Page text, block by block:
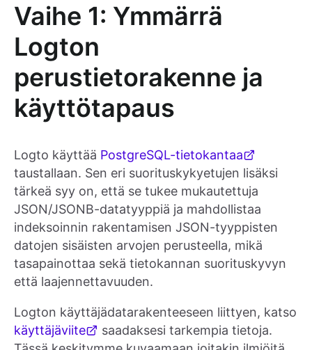
Vaihe 1: Ymmärrä
Logton
perustietorakenne ja
käyttötapaus
Logto käyttää PostgreSQL-tietokantaa
taustallaan. Sen eri suorituskykyetujen lisäksi
tärkeä syy on, että se tukee mukautettuja
JSON/JSONB-datatyyppiä ja mahdollistaa
indeksoinnin rakentamisen JSON-tyyppisten
datojen sisäisten arvojen perusteella, mikä
tasapainottaa sekä tietokannan suorituskyvyn
että laajennettavuuden.
Logton käyttäjädatarakenteeseen liittyen, katso
käyttäjäviite
saadaksesi tarkempia tietoja.